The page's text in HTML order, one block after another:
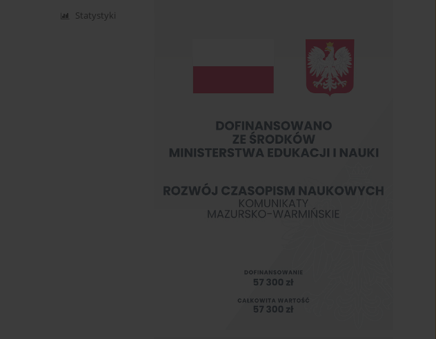
Statystyki